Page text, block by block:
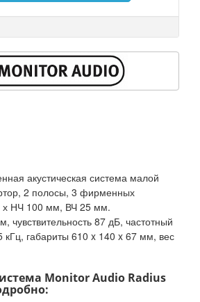
акустическая система малой
2 полосы, 3 фирменных
х НЧ 100 мм, ВЧ 25 мм.
чувствительность 87 дБ, частотный
кГц, габариты 610 x 140 x 67 мм, вес
Monitor Audio Radius